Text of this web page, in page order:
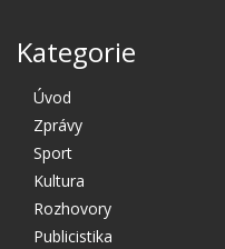
Kategorie
Úvod
Zprávy
Sport
Kultura
Rozhovory
Publicistika